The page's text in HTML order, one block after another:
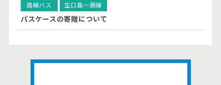
路線バス 生口島一周線
パスケースの寄贈について